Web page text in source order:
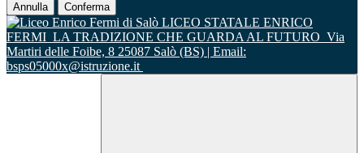
Annulla Conferma
LICEO STATALE ENRICO
FERMI LA TRADIZIONE CHE GUARDA AL FUTURO Via
Martiri delle Foibe, 8 25087 Salò (BS) | Email:
bsps05000x@istruzione.it